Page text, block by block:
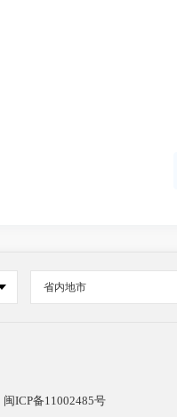
省内地市
闽ICP备11002485号